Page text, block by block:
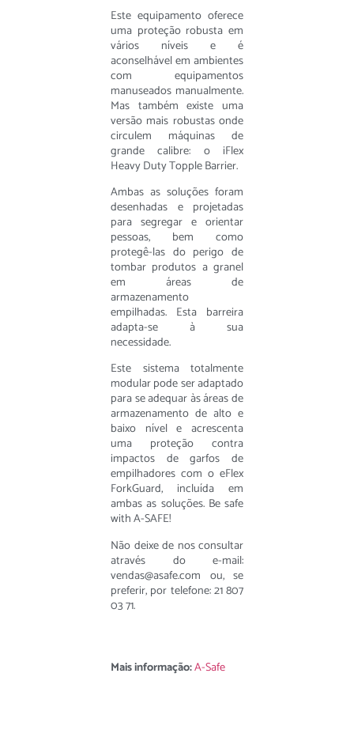
Este equipamento oferece
uma proteção robusta em
vários níveis e é
aconselhável em ambientes
com equipamentos
manuseados manualmente.
Mas também existe uma
versão mais robustas onde
circulem máquinas de
grande calibre: o iFlex
Heavy Duty Topple Barrier.
Ambas as soluções foram
desenhadas e projetadas
para segregar e orientar
pessoas, bem como
protegê-las do perigo de
tombar produtos a granel
em áreas de
armazenamento
empilhadas. Esta barreira
adapta-se à sua
necessidade.
Este sistema totalmente
modular pode ser adaptado
para se adequar às áreas de
armazenamento de alto e
baixo nível e acrescenta
uma proteção contra
impactos de garfos de
empilhadores com o eFlex
ForkGuard, incluída em
ambas as soluções. Be safe
with A-SAFE!
Não deixe de nos consultar
através do e-mail:
vendas@asafe.com ou, se
preferir, por telefone: 21 807
03 71.
Mais informação:A-Safe